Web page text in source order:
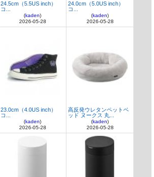
24.5cm（5.5US inch）
コ...
(kaden)
2026-05-28
24.0cm（5.0US inch）
コ...
(kaden)
2026-05-28
23.0cm（4.0US inch）
コ...
(kaden)
2026-05-28
高反発ウレタンペットベ
ッド ヌークス 丸...
(kaden)
2026-05-28